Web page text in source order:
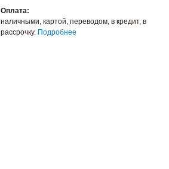
Оплата:
наличными, картой, переводом, в кредит, в
рассрочку. Подробнее